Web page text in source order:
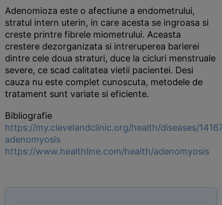
Adenomioza este o afectiune a endometrului,
stratul intern uterin, in care acesta se ingroasa si
creste printre fibrele miometrului. Aceasta
crestere dezorganizata si intreruperea barierei
dintre cele doua straturi, duce la cicluri menstruale
severe, ce scad calitatea vietii pacientei. Desi
cauza nu este complet cunoscuta, metodele de
tratament sunt variate si eficiente.
Bibliografie
https://my.clevelandclinic.org/health/diseases/
adenomyosis
https://www.healthline.com/health/adenomyosis